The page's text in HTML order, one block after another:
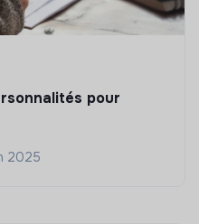
pour
2025